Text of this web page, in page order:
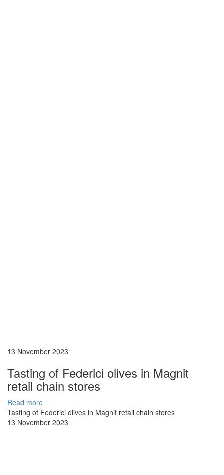
13 November 2023
Tasting of Federici olives in Magnit
retail chain stores
Read more
Tasting of Federici olives in Magnit retail chain stores
13 November 2023